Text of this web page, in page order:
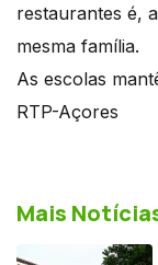
restaurantes é,
mesma família.
As escolas
RTP-Açores
Mais